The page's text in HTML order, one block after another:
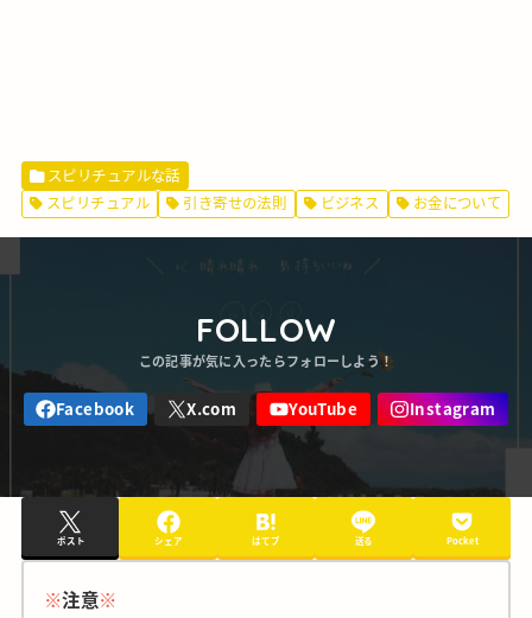
スピリチュアルな話
スピリチュアル
引き寄せの法則 ビジネス お金について
FOLLOW
ポスト シェア はてブ 送る Pocket
※注意※